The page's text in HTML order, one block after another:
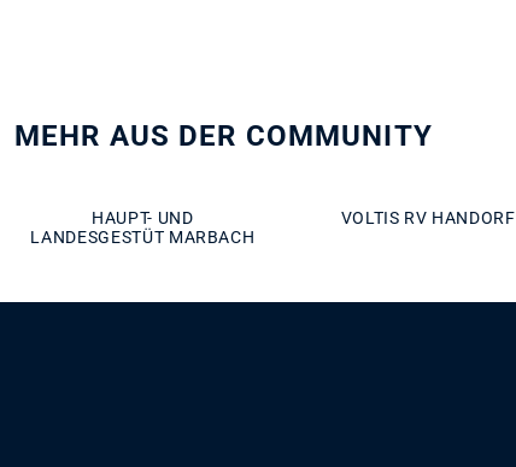
MEHR AUS DER COMMUNITY
HAUPT- UND
LANDESGESTÜT MARBACH
VOLTIS RV HANDORF